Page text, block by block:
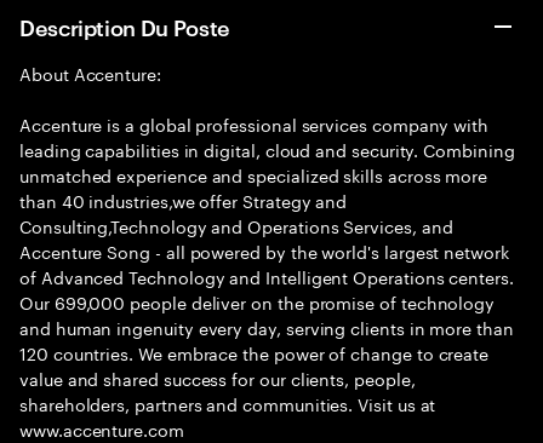
Description Du Poste
About Accenture:
Accenture is a global professional services company with
leading capabilities in digital, cloud and security. Combining
unmatched experience and specialized skills across more
than 40 industries,we offer Strategy and
Consulting,Technology and Operations Services, and
Accenture Song - all powered by the world's largest network
of Advanced Technology and Intelligent Operations centers.
Our 699,000 people deliver on the promise of technology
and human ingenuity every day, serving clients in more than
120 countries. We embrace the power of change to create
value and shared success for our clients, people,
shareholders, partners and communities. Visit us at
www.accenture.com